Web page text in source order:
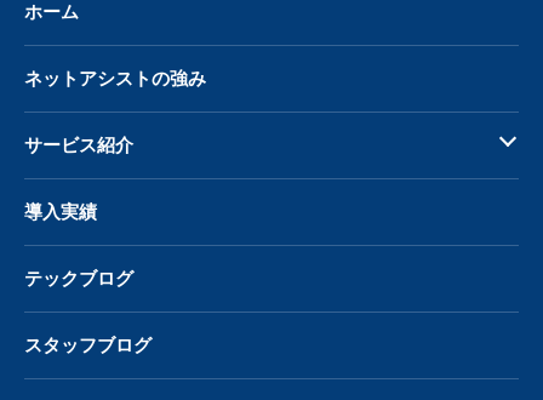
ホーム
ネットアシストの強み
サービス紹介
導入実績
テックブログ
スタッフブログ